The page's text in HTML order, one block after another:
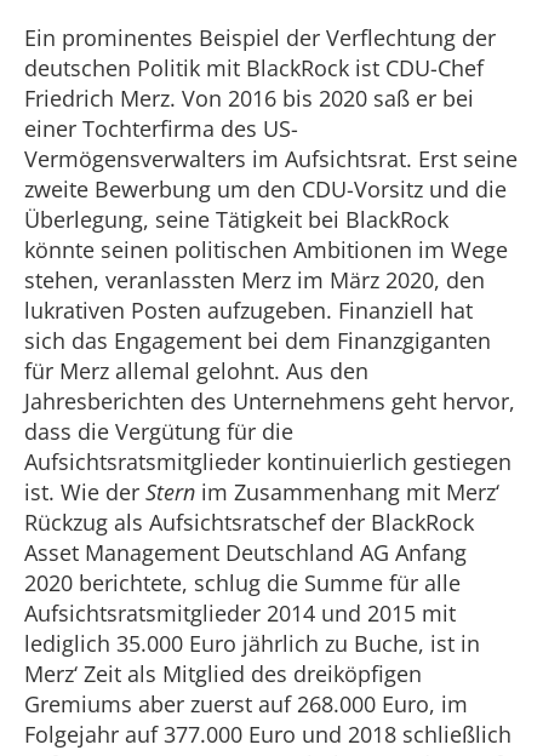
Ein prominentes Beispiel der Verflechtung der
deutschen Politik mit BlackRock ist CDU-Chef
Friedrich Merz. Von 2016 bis 2020 saß er bei
einer Tochterfirma des US-
Vermögensverwalters im Aufsichtsrat. Erst seine
zweite Bewerbung um den CDU-Vorsitz und die
Überlegung, seine Tätigkeit bei BlackRock
könnte seinen politischen Ambitionen im Wege
stehen, veranlassten Merz im März 2020, den
lukrativen Posten aufzugeben. Finanziell hat
sich das Engagement bei dem Finanzgiganten
für Merz allemal gelohnt. Aus den
Jahresberichten des Unternehmens geht hervor,
dass die Vergütung für die
Aufsichtsratsmitglieder kontinuierlich gestiegen
ist. Wie der Stern im Zusammenhang mit Merz‘
Rückzug als Aufsichtsratschef der BlackRock
Asset Management Deutschland AG Anfang
2020 berichtete, schlug die Summe für alle
Aufsichtsratsmitglieder 2014 und 2015 mit
lediglich 35.000 Euro jährlich zu Buche, ist in
Merz‘ Zeit als Mitglied des dreiköpfigen
Gremiums aber zuerst auf 268.000 Euro, im
Folgejahr auf 377.000 Euro und 2018 schließlich